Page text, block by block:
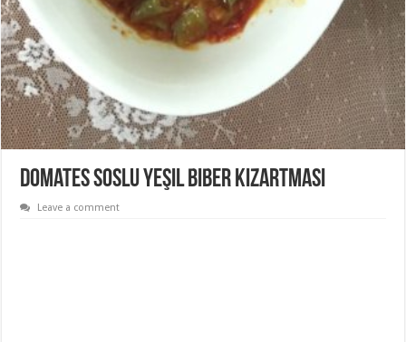
Domates Soslu Yeşil Biber Kızartması
Leave a comment